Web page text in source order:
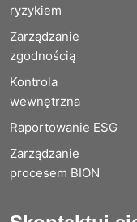
ryzykiem
Zarządzanie
zgodnością
Kontrola
wewnętrzna
Raportowanie ESG
Zarządzanie
procesem BION